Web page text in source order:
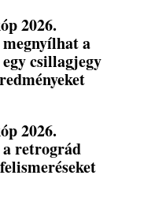
2026.
a
csillagjegy
2026.
a retrográd